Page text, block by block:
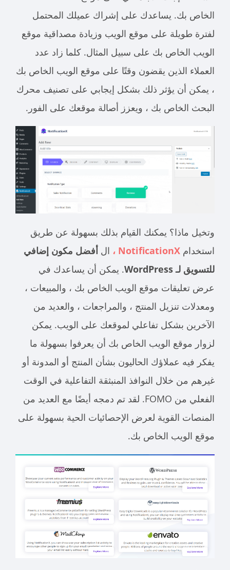
الخاص بك. يساعدك على إشراك عميلك المحتمل
لفترة طويلة على موقع الويب وزيادة مصداقية موقع
الويب الخاص بك على سبيل المثال. كلما زاد عدد
العملاء الذين يقضون وقتًا على موقع الويب الخاص بك
، يمكن أن يؤثر ذلك بشكل إيجابي على تصنيف محرك
البحث الخاص بك ، ويعزز أصالة موقعك على الفور.
وتخيل ماذا؟ يمكنك القيام بذلك بسهولة عن طريق
استخدامNotificationX ، ال أفضل مكون إضافي
للتسويق لـ WordPress
. يمكن أن يساعدك في
عرض تعليقات موقع الويب الخاص بك ، والمبيعات ،
ومعدلات تنزيل المنتج ، والمراجعات ، والعديد من
الآخرين بشكل تفاعلي لموقعك على الويب. يمكن
لزوار موقع الويب الخاص بك أن يعرفوا بسهولة ما
يفكر فيه عملاؤك الحاليون بشأن المنتج أو المدونة أو
غيرهم من خلال النوافذ المنبثقة التفاعلية في الوقت
الفعلي من FOMO. لقد تم دمجه أيضًا مع العديد من
المنصات القوية لعرض الإحصائيات الحية بسهولة على
موقع الويب الخاص بك.